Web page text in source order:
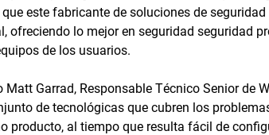
este fabricante de soluciones de
ofreciendo lo mejor en seguridad seguridad
de los usuarios.
Garrad, Responsable Técnico Senior de
de tecnológicas que cubren los
producto, al tiempo que resulta fácil de